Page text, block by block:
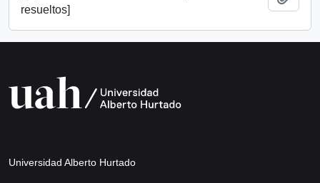
resueltos]
Universidad Alberto Hurtado